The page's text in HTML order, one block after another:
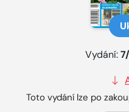
Vydání:
Toto vydání lze po